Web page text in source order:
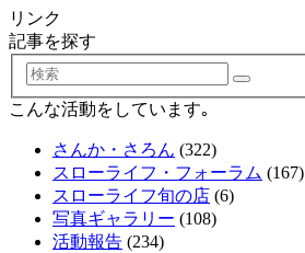
リンク
記事を探す
検
索
こんな活動をしています｡
さんか・さろん (322)
スローライフ・フォーラム (167)
スローライフ旬の店 (6)
写真ギャラリー (108)
活動報告 (234)